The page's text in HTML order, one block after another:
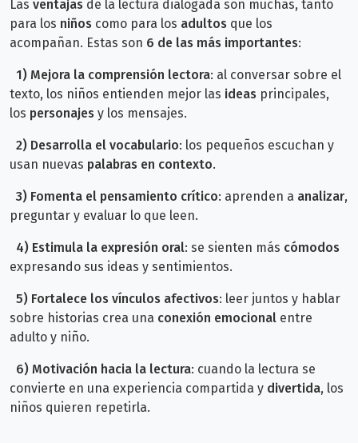
Las ventajas de la lectura dialogada son muchas, tanto
para los niños como para los adultos que los
acompañan. Estas son 6 de las más importantes:
1) Mejora la comprensión lectora: al conversar sobre el
texto, los niños entienden mejor las ideas principales,
los personajes y los mensajes.
2) Desarrolla el vocabulario: los pequeños escuchan y
usan nuevas palabras en contexto.
3) Fomenta el pensamiento crítico: aprenden a analizar,
preguntar y evaluar lo que leen.
4) Estimula la expresión oral: se sienten más cómodos
expresando sus ideas y sentimientos.
5) Fortalece los vínculos afectivos: leer juntos y hablar
sobre historias crea una conexión emocional entre
adulto y niño.
6) Motivación hacia la lectura: cuando la lectura se
convierte en una experiencia compartida y divertida, los
niños quieren repetirla.